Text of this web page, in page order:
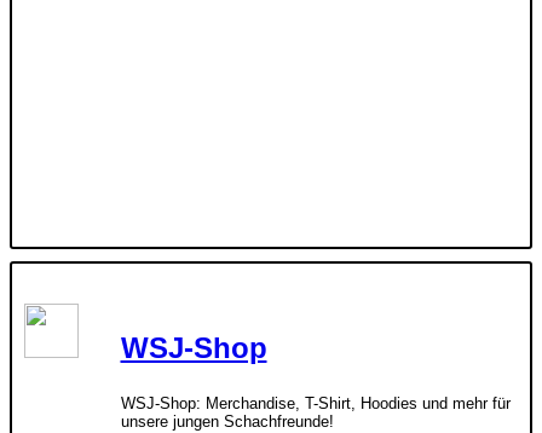
WSJ-Shop
WSJ-Shop: Merchandise, T-Shirt, Hoodies und mehr für
unsere jungen Schachfreunde!